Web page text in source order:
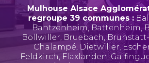
Mulhouse Alsace
regroupe 39 communes :
Bantzenheim, Battenheim,
Bollwiller, Bruebach,
Chalampé, Dietwiller,
Feldkirch, Flaxlanden,